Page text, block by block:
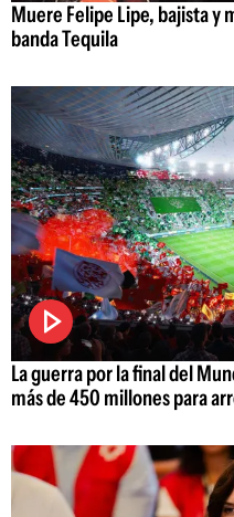
Muere Felipe Lipe, bajista y
banda Tequila
La guerra por la final del
más de 450 millones para